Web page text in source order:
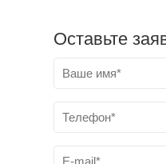
Оставьте